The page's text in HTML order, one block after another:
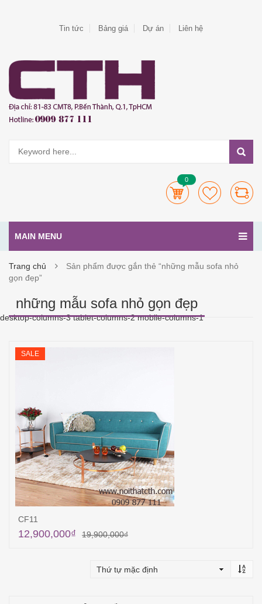
Tin tức Bảng giá Dự án Liên hệ
0
MAIN MENU
Trang chủ
Sản phẩm được gắn thẻ “những mẫu sofa nhỏ
gọn đẹp”
những mẫu sofa nhỏ gọn đẹp
desktop-columns-3 tablet-columns-2 mobile-columns-1
SALE
CF11
19,900,000₫
12,900,000₫